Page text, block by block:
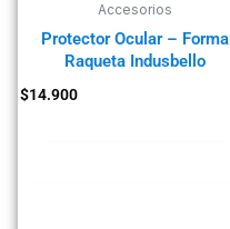
Accesorios
Protector Ocular – Forma
Raqueta Indusbello
$14.900